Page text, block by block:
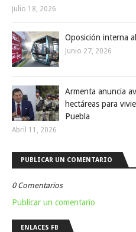
Julio 18, 2026
Oposición interna
Junio 27, 2026
Armenta anuncia
hectáreas para
Puebla
Abril 11, 2026
PUBLICAR UN COMENTARIO
0 Comentarios
Publicar un comentario
ENLACES FB